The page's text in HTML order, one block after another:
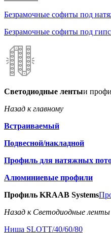
Безрамочные софиты под
Безрамочные софиты под
Светодиодные лентыи
Назад к главному
Встраиваемый
Подвесной/накладной
Профиль для натяжных
Алюминиевые профили
Профиль KRAAB Systems
Назад к Светодиодные ленты
Ниша SLOTT/40/60/80